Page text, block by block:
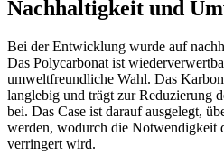
Nachhaltigkeit und
Bei der Entwicklung wurde auf
Das Polycarbonat ist
umweltfreundliche Wahl. Das
langlebig und trägt zur Reduzierung
bei. Das Case ist darauf ausgelegt,
werden, wodurch die Notwendigkeit
verringert wird.